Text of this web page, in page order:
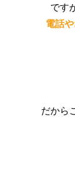
です
電話
だから